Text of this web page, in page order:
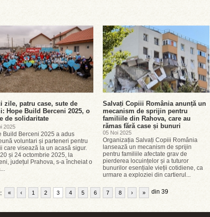
zile, patru case, sute de
Hope Build Berceni 2025, o
de solidaritate
2025
Build Berceni 2025 a adus
voluntari și parteneri pentru
care visează la un acasă sigur.
20 și 24 octombrie 2025, la
județul Prahova, s-a încheiat o
Salvați Copiii România anunță un
mecanism de sprijin pentru
familiile din Rahova, care au
rămas fără case și bunuri
05 Noi 2025
Organizația Salvați Copiii România
lansează un mecanism de sprijin
pentru familiile afectate grav de
pierderea locuințelor și a tuturor
bunurilor esențiale vieții cotidiene, ca
urmare a exploziei din cartierul...
« ‹ 1 2 3 4 5 6 7 8 din 39
› »